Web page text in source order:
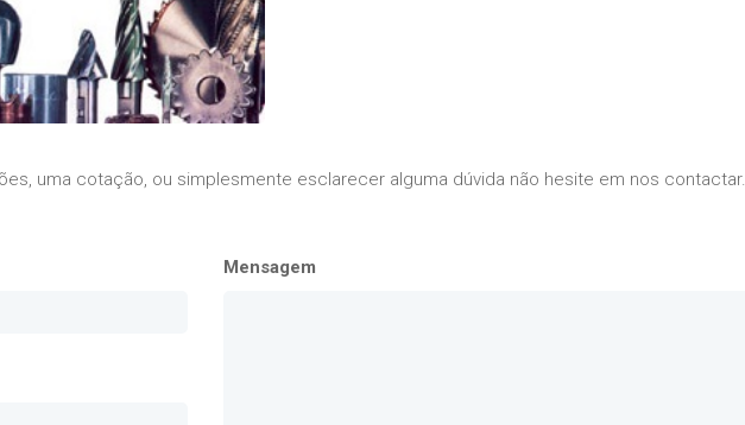
uma cotação, ou simplesmente esclarecer alguma dúvida não hesite em nos contactar.
Mensagem